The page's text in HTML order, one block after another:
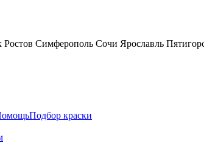
Ростов Симферополь Сочи Ярославль
Подбор краски